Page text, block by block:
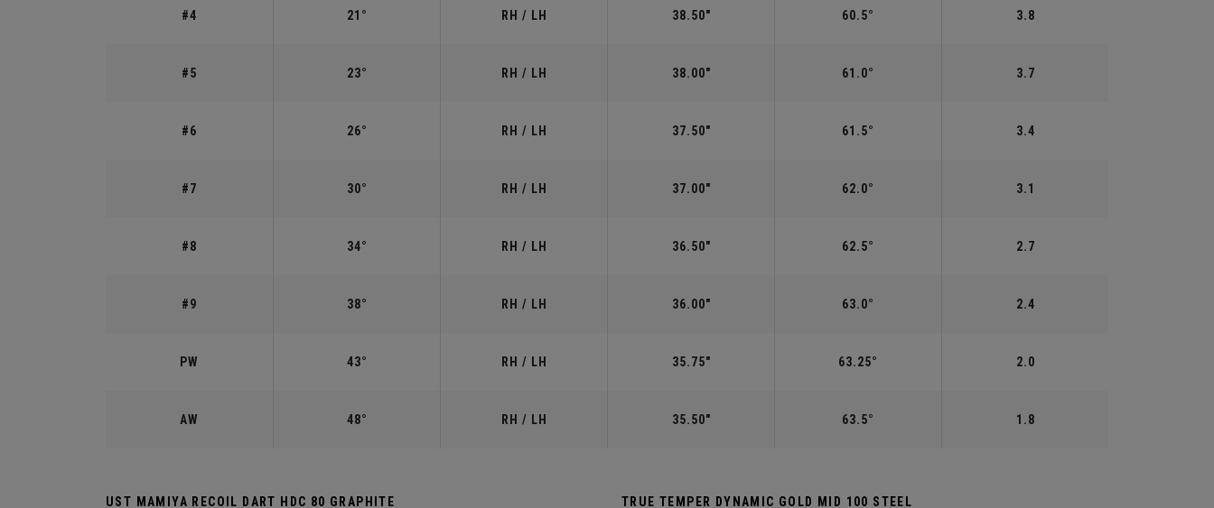
#4 21° RH / LH 38.50" 60.5° 3.8
#5 23° RH / LH 38.00" 61.0° 3.7
#6 26° RH / LH 37.50" 61.5° 3.4
#7 30° RH / LH 37.00" 62.0° 3.1
#8 34° RH / LH 36.50" 62.5° 2.7
#9 38° RH / LH 36.00" 63.0° 2.4
PW 43° RH / LH 35.75" 63.25° 2.0
AW 48° RH / LH 35.50" 63.5° 1.8
UST MAMIYA RECOIL DART HDC 80 GRAPHITE TRUE TEMPER DYNAMIC GOLD MID 100 STEEL